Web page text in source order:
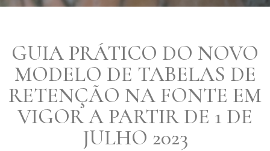
GUIA PRÁTICO DO NOVO
MODELO DE TABELAS DE
RETENÇÃO NA FONTE EM
VIGOR A PARTIR DE 1 DE
JULHO 2023